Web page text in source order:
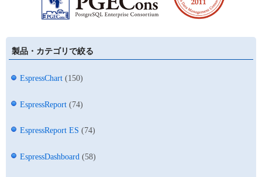
製品・カテゴリで絞る
EspressChart (150)
EspressReport (74)
EspressReport ES (74)
EspressDashboard (58)